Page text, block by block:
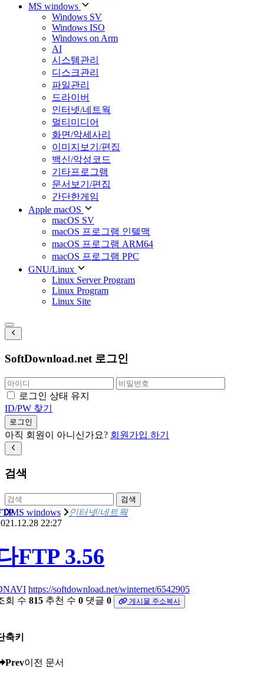
MS windows
Windows SV
Windows ISO
Windows on Arm
AI
시스템관리
디스크관리
파일관리
드라이버
인터넷/네트웍
멀티미디어
화면/악세사리
이미지보기/편집
백신/악성코드
기타프로그램
문서보기/편집
간단한게임
Apple macOS
macOS SV
macOS 프로그램 인텔맥
macOS 프로그램 ARM64
macOS 프로그램 PPC
GNU/Linux
Linux Server Program
Linux Program
Linux Site
SoftDownload.net 로그인
로그인 상태 유지
ID/PW 찾기
로그인
아직 회원이 아니신가요? 회원가입 하기
검색
검색
MS windows 인터넷/네트웍
22:27
FTP 3.56
https://softdownload.net/winternet/6542905
회 수 815 추천 수 0 댓글 0 게시물 주소복사
축키
Prev이전 문서